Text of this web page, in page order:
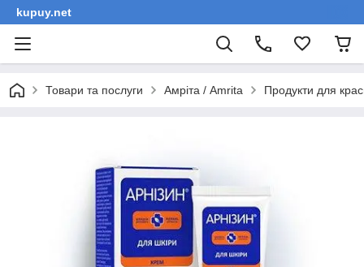
kupuy.net
Товари та послуги Амріта / Amrita Продукти для